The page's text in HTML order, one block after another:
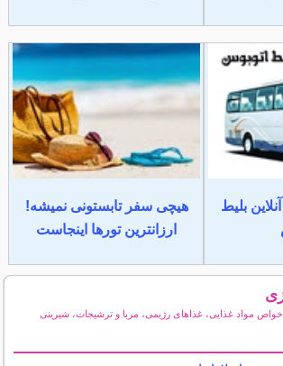
بلیط
هیچی سفر تابستونی نمیشه!
ارزانترین تورها اینجاست
مواد غذایی، غذاهای رژیمی، مربا و ترشیجات، شیرینی